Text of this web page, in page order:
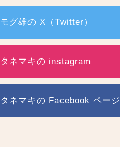
モグ雄の X（Twitter）
タネマキの instagram
タネマキの Facebook ページ